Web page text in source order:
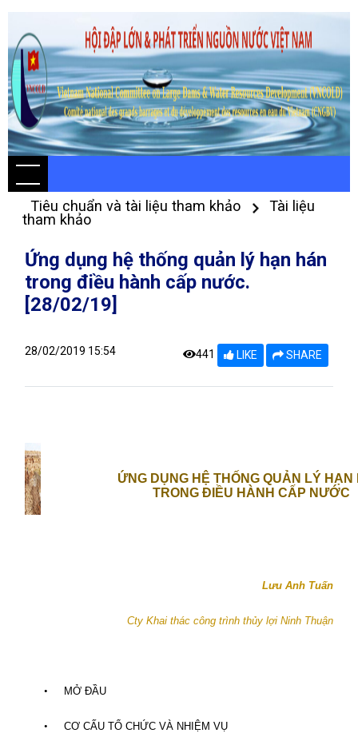
Tiêu chuẩn và tài liệu tham khảo
Tài liệu
tham khảo
Ứng dụng hệ thống quản lý hạn hán
trong điều hành cấp nước.
[28/02/19]
28/02/2019 15:54 441 LIKE SHARE
ỨNG DỤNG HỆ THỐNG QUẢN LÝ HẠN
TRONG ĐIỀU HÀNH CẤP NƯỚC
Lưu Anh Tuấn
Cty Khai thác công trình thủy lợi Ninh Thuận
• MỞ ĐẦU
• CƠ CẤU TỔ CHỨC VÀ NHIỆM VỤ